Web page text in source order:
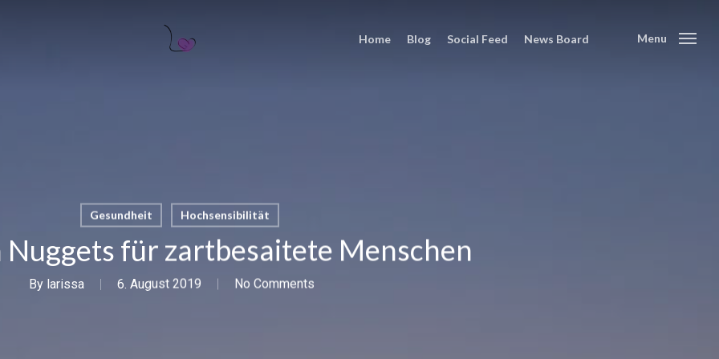
Home Blog Social Feed News Board Menu
Gesundheit Hochsensibilität
Nuggets für zartbesaitete Menschen
By larissa 6. August 2019 No Comments